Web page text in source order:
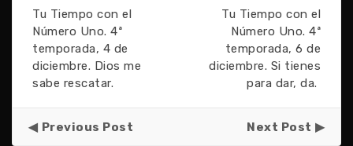
Tu Tiempo con el
Número Uno. 4ª
temporada, 4 de
diciembre. Dios me
sabe rescatar.
Tu Tiempo con el
Número Uno. 4ª
temporada, 6 de
diciembre. Si tienes
para dar, da.
Previous Post Next Post